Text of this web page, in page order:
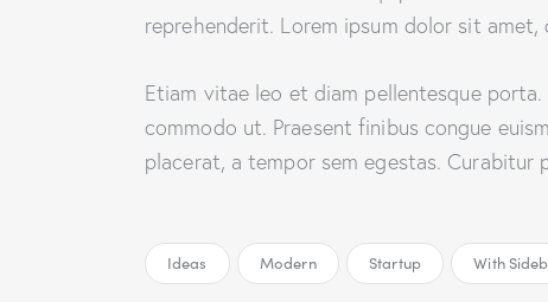
reprehenderit. Lorem ipsum dolor sit
Etiam vitae leo et diam pellentesque
commodo ut. Praesent finibus congue
placerat, a tempor sem egestas. Curabitur
Ideas Modern Startup With